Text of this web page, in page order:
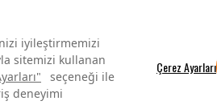
iyileştirmemizi
sitemizi kullanan
seçeneği ile
deneyimi